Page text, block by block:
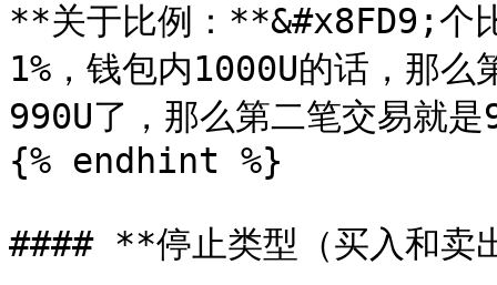
**关于比例：**&#x8FD9;个
1%，钱包内1000U的话，那
990U了，那么第二笔交易就
{% endhint %}
#### **停止类型（买入和卖